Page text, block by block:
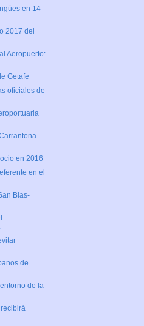
en 14
2017 del
Aeropuerto:
Getafe
oficiales de
en 2016
en el
Blas-
de
de la